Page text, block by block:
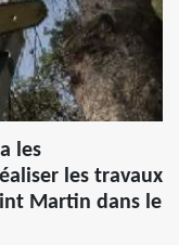
les
les travaux
Martin dans le